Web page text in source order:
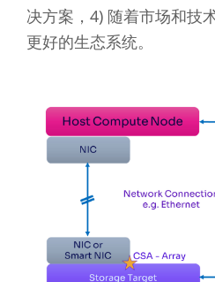
决方案，4) 随着市场和技
更好的生态系统。